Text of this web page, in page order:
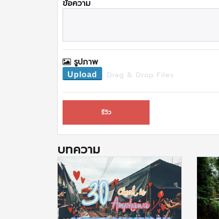
ข้อความ
รูปภาพ
Upload Drag & Drop Files
รีวิว
บทความ